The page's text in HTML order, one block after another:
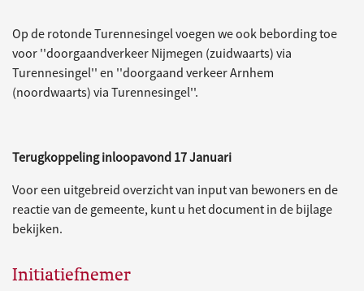
Op de rotonde Turennesingel voegen we ook bebording toe
voor ''doorgaandverkeer Nijmegen (zuidwaarts) via
Turennesingel'' en ''doorgaand verkeer Arnhem
(noordwaarts) via Turennesingel''.
Terugkoppeling inloopavond 17 Januari
Voor een uitgebreid overzicht van input van bewoners en de
reactie van de gemeente, kunt u het document in de bijlage
bekijken.
Initiatiefnemer